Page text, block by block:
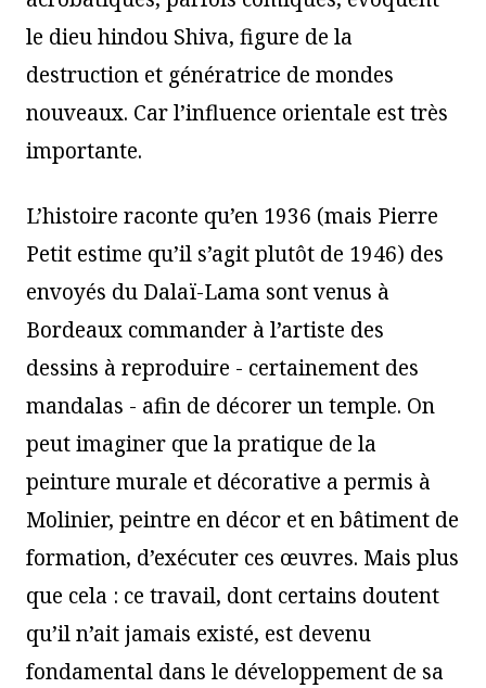
le dieu hindou Shiva, figure de la
destruction et génératrice de mondes
nouveaux. Car l’influence orientale est très
importante.
L’histoire raconte qu’en 1936 (mais Pierre
Petit estime qu’il s’agit plutôt de 1946) des
envoyés du Dalaï-Lama sont venus à
Bordeaux commander à l’artiste des
dessins à reproduire - certainement des
mandalas - afin de décorer un temple. On
peut imaginer que la pratique de la
peinture murale et décorative a permis à
Molinier, peintre en décor et en bâtiment de
formation, d’exécuter ces œuvres. Mais plus
que cela : ce travail, dont certains doutent
qu’il n’ait jamais existé, est devenu
fondamental dans le développement de sa